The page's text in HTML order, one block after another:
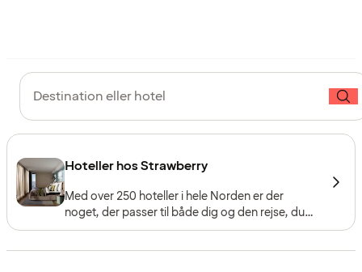
Destination eller hotel
Hoteller hos Strawberry
Med over 250 hoteller i hele Norden er der
noget, der passer til både dig og den rejse, du
har i tankerne – uanset om du søger afslapning,